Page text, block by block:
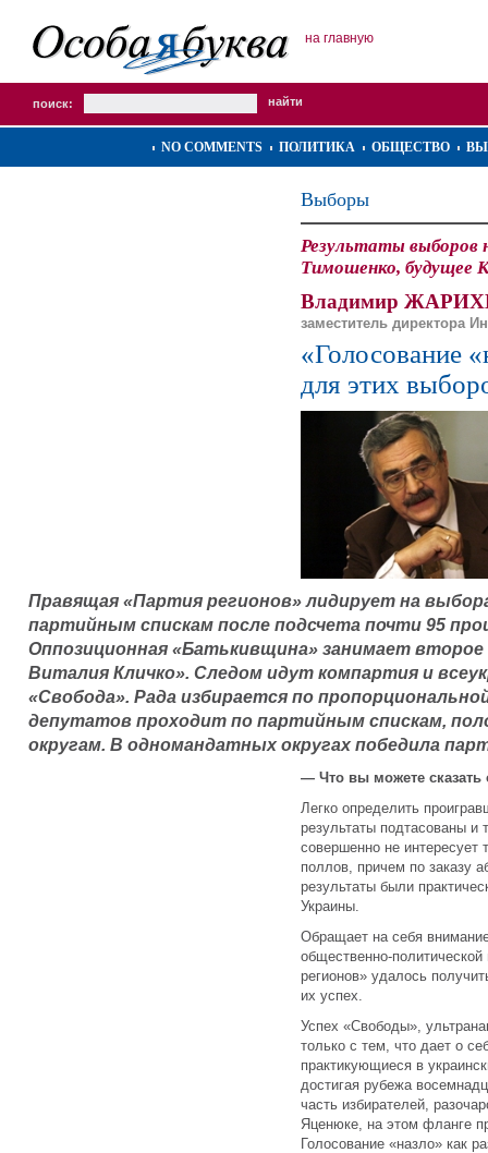
на главную
поиск:
NO COMMENTS ПОЛИТИКА ОБЩЕСТВО
Выборы
Результаты выборов
Тимошенко, будущее
Владимир
заместитель директора
«Голосование
для этих
Правящая «Партия регионов» лидирует на
партийным спискам после подсчета почти 95
Оппозиционная «Батькивщина» занимает
Виталия Кличко». Следом идут компартия и
«Свобода». Рада избирается по
депутатов проходит по партийным спискам,
округам. В одномандатных округах победила
— Что вы можете сказать
Легко определить
результаты подтасованы
совершенно не интересует
поллов, причем по заказу
результаты были
Украины.
Обращает на себя
общественно-
регионов» удалось
их успех.
Успех «Свободы»,
только с тем, что дает о
практикующиеся в
достигая рубежа
часть избирателей,
Яценюке, на этом фланге
Голосование «назло» как